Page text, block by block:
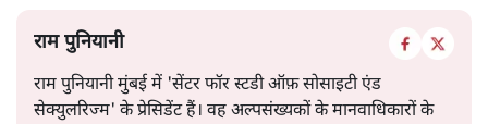
राम पुनियानी
राम पुनियानी मुंबई में 'सेंटर फॉर स्टडी ऑफ़ सोसाइटी एंड
सेक्युलरिज्म' के प्रेसिडेंट हैं। वह अल्पसंख्यकों के मानवाधिकारों के